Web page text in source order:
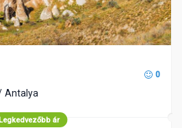
0
Antalya
Legkedvezőbb ár